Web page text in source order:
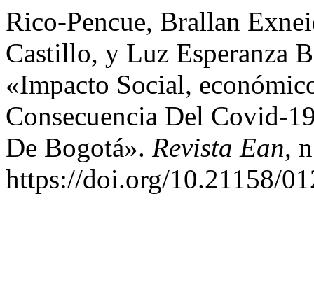
Rico-Pencue, Brallan
Castillo, y Luz Esperanza
«Impacto Social,
Consecuencia Del Covid-
De Bogotá». Revista Ean,
https://doi.org/10.21158/